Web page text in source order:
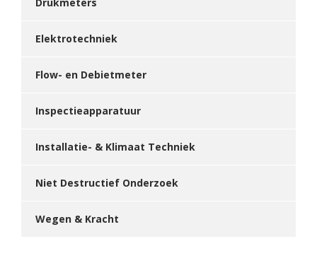
Elektrotechniek
Flow- en Debietmeter
Inspectieapparatuur
Installatie- & Klimaat Techniek
Niet Destructief Onderzoek
Wegen & Kracht